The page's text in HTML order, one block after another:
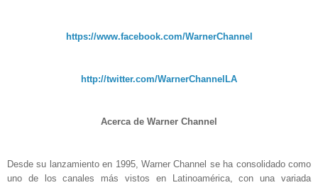
https://www.facebook.com/WarnerChannel
http://twitter.com/WarnerChannelLA
Acerca de Warner Channel
Desde su lanzamiento en 1995, Warner Channel se ha consolidado como
uno de los canales más vistos en Latinoamérica, con una variada